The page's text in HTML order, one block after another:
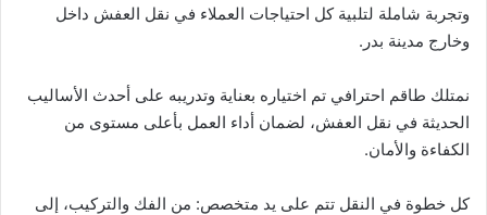
وتجربة شاملة لتلبية كل احتياجات العملاء في نقل العفش داخل
وخارج مدينة بدر.
نمتلك طاقم احترافي تم اختياره بعناية وتدريبه على أحدث الأساليب
الحديثة في نقل العفش، لضمان أداء العمل بأعلى مستوى من
الكفاءة والأمان.
كل خطوة في النقل تتم على يد متخصص: من الفك والتركيب، إلى